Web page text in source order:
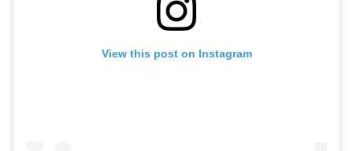
View this post on Instagram